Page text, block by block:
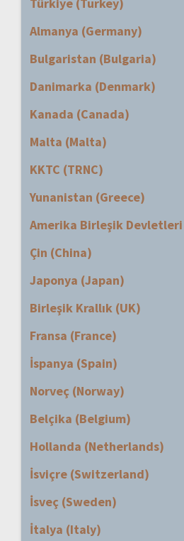
Türkiye (Turkey)
Almanya (Germany)
Bulgaristan (Bulgaria)
Danimarka (Denmark)
Kanada (Canada)
Malta (Malta)
KKTC (TRNC)
Yunanistan (Greece)
Amerika Birleşik Devletleri
Çin (China)
Japonya (Japan)
Birleşik Krallık (UK)
Fransa (France)
İspanya (Spain)
Norveç (Norway)
Belçika (Belgium)
Hollanda (Netherlands)
İsviçre (Switzerland)
İsveç (Sweden)
İtalya (Italy)